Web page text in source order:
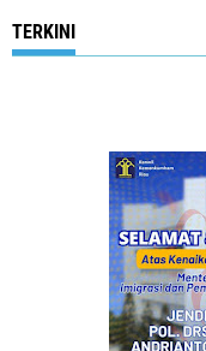
TERKINI